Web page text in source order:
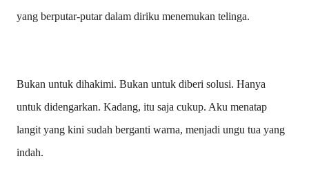
yang berputar-putar dalam diriku menemukan telinga.
Bukan untuk dihakimi. Bukan untuk diberi solusi. Hanya
untuk didengarkan. Kadang, itu saja cukup. Aku menatap
langit yang kini sudah berganti warna, menjadi ungu tua yang
indah.